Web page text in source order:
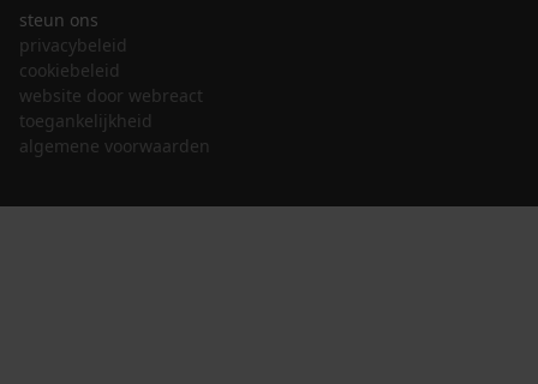
steun ons
privacybeleid
cookiebeleid
website door webreact
toegankelijkheid
algemene voorwaarden